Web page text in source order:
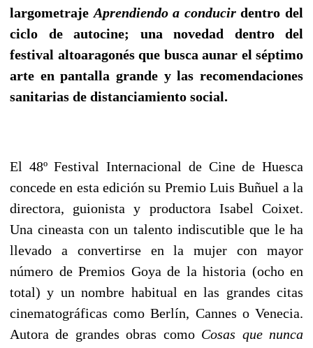
largometraje Aprendiendo a conducirdentro del
ciclo de autocine; una novedad dentro del
festival altoaragonés que busca aunar el séptimo
arte en pantalla grande y las recomendaciones
sanitarias de distanciamiento social.
El 48º Festival Internacional de Cine de Huesca
concede en esta edición su Premio Luis Buñuel a la
directora, guionista y productora Isabel Coixet.
Una cineasta con un talento indiscutible que le ha
llevado a convertirse en la mujer con mayor
número de Premios Goya de la historia (ocho en
total) y un nombre habitual en las grandes citas
cinematográficas como Berlín, Cannes o Venecia.
Autora de grandes obras como Cosas que nunca